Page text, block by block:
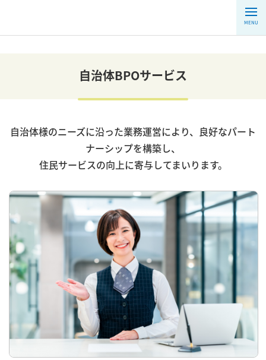
MENU
自治体BPOサービス
自治体様のニーズに沿った業務運営により、良好なパート
ナーシップを構築し、
住民サービスの向上に寄与してまいります。